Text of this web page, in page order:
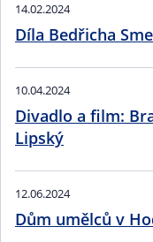
14.02.2024
Díla Bedřicha
10.04.2024
Divadlo a film:
Lipský
12.06.2024
Dům umělců v